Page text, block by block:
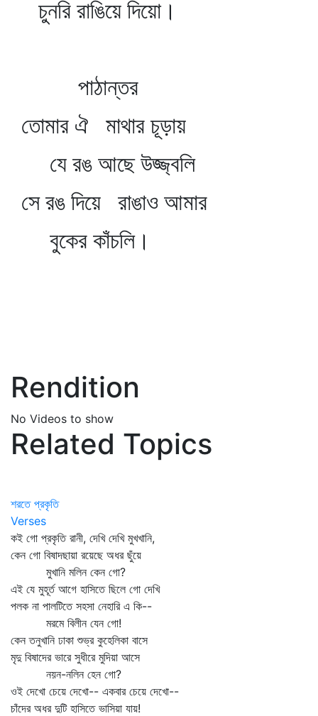
চুনরি রাঙিয়ে দিয়ো।
পাঠান্তর
তোমার ঐ মাথার চূড়ায়
যে রঙ আছে উজ্জ্বলি
সে রঙ দিয়ে রাঙাও আমার
বুকের কাঁচলি।
Rendition
No Videos to show
Related Topics
শরতে প্রকৃতি
Verses
কই গো প্রকৃতি রানী, দেখি দেখি মুখখানি,
কেন গো বিষাদছায়া রয়েছে অধর ছুঁয়ে
মুখানি মলিন কেন গো?
এই যে মুহূর্ত আগে হাসিতে ছিলে গো দেখি
পলক না পালটিতে সহসা নেহারি এ কি--
মরমে বিলীন যেন গো!
কেন তনুখানি ঢাকা শুভ্র কুহেলিকা বাসে
মৃদু বিষাদের ভারে সুধীরে মুদিয়া আসে
নয়ন-নলিন হেন গো?
ওই দেখো চেয়ে দেখো-- একবার চেয়ে দেখো--
চাঁদের অধর দুটি হাসিতে ভাসিয়া যায়!